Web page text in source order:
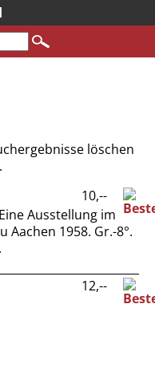
löschen
Eine Ausstellung im
Aachen 1958. Gr.-8°.
10,--
12,--